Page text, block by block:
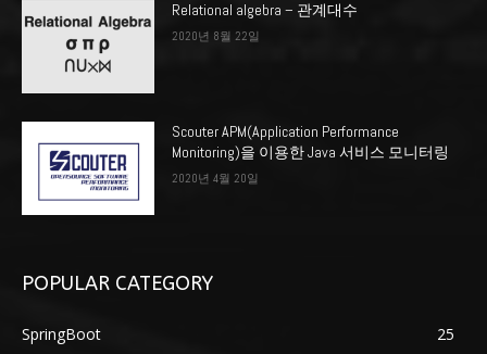
Relational algebra – 관계대수
2020년 8월 22일
Scouter APM(Application Performance
Monitoring)을 이용한 Java 서비스 모니터링
2020년 4월 20일
POPULAR CATEGORY
SpringBoot
25